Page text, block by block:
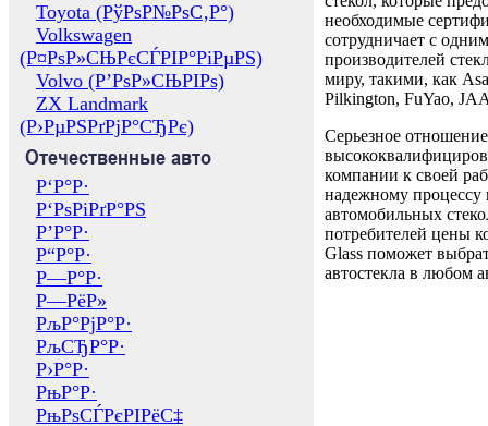
Toyota (РўРѕР№РѕС‚Р°)
Volkswagen
(Р¤РѕР»СЊРєСЃРІР°РіРµРЅ)
Volvo (Р’РѕР»СЊРІРѕ)
ZX Landmark
(Р›РµРЅРґРјР°СЂРє)
Отечественные авто
Р‘Р°Р·
Р‘РѕРіРґР°РЅ
Р’Р°Р·
Р“Р°Р·
Р—Р°Р·
Р—РёР»
РљР°РјР°Р·
РљСЂР°Р·
Р›Р°Р·
РњР°Р·
РњРѕСЃРєРІРёС‡
необходимые
сотрудничает с
производителей
миру, такими, как
Pilkington, FuYao,
Серьезное отношение
компании к своей
надежному процессу
автомобильных
потребителей цены
Glass поможет
автостекла в любом